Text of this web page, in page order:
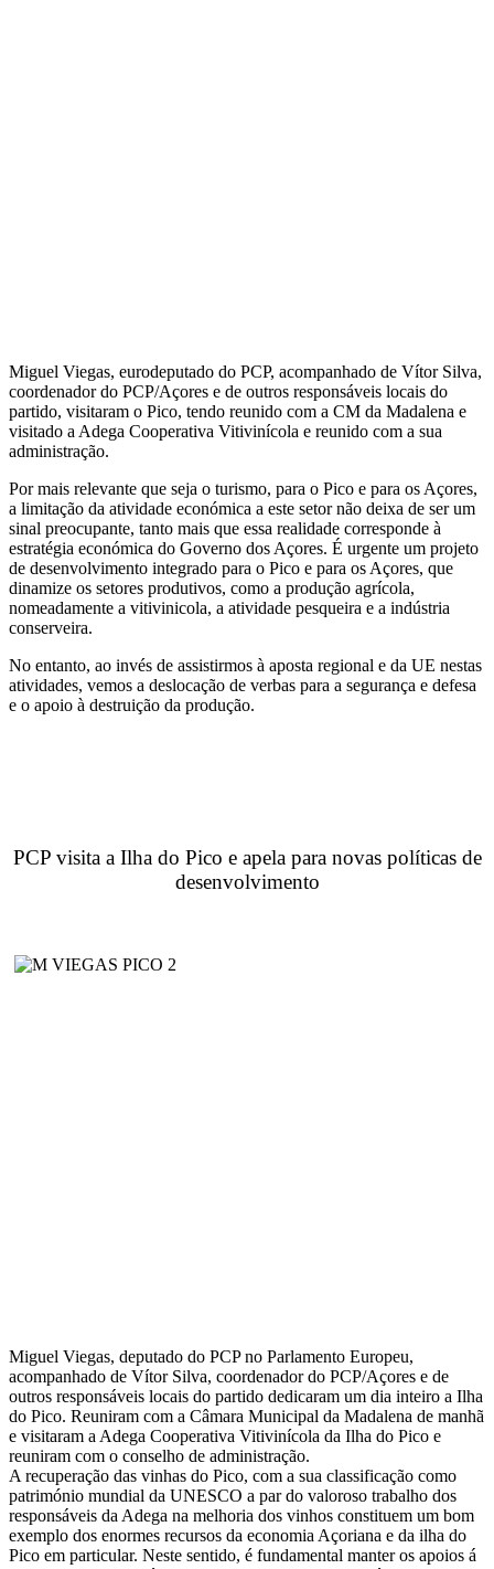
Miguel Viegas, eurodeputado do PCP, acompanhado de Vítor Silva,
coordenador do PCP/Açores e de outros responsáveis locais do
partido, visitaram o Pico, tendo reunido com a CM da Madalena e
visitado a Adega Cooperativa Vitivinícola e reunido com a sua
administração.
Por mais relevante que seja o turismo, para o Pico e para os Açores,
a limitação da atividade económica a este setor não deixa de ser um
sinal preocupante, tanto mais que essa realidade corresponde à
estratégia económica do Governo dos Açores. É urgente um projeto
de desenvolvimento integrado para o Pico e para os Açores, que
dinamize os setores produtivos, como a produção agrícola,
nomeadamente a vitivinicola, a atividade pesqueira e a indústria
conserveira.
No entanto, ao invés de assistirmos à aposta regional e da UE nestas
atividades, vemos a deslocação de verbas para a segurança e defesa
e o apoio à destruição da produção.
PCP visita a Ilha do Pico e apela para novas políticas de
desenvolvimento
Miguel Viegas, deputado do PCP no Parlamento Europeu,
acompanhado de Vítor Silva, coordenador do PCP/Açores e de
outros responsáveis locais do partido dedicaram um dia inteiro a Ilha
do Pico. Reuniram com a Câmara Municipal da Madalena de manhã
e visitaram a Adega Cooperativa Vitivinícola da Ilha do Pico e
reuniram com o conselho de administração.
A recuperação das vinhas do Pico, com a sua classificação como
património mundial da UNESCO a par do valoroso trabalho dos
responsáveis da Adega na melhoria dos vinhos constituem um bom
exemplo dos enormes recursos da economia Açoriana e da ilha do
Pico em particular. Neste sentido, é fundamental manter os apoios á